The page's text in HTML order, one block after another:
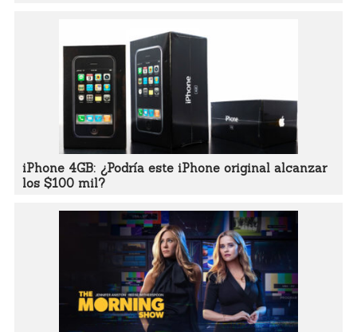
iPhone 4GB: ¿Podría este iPhone original alcanzar
los $100 mil?